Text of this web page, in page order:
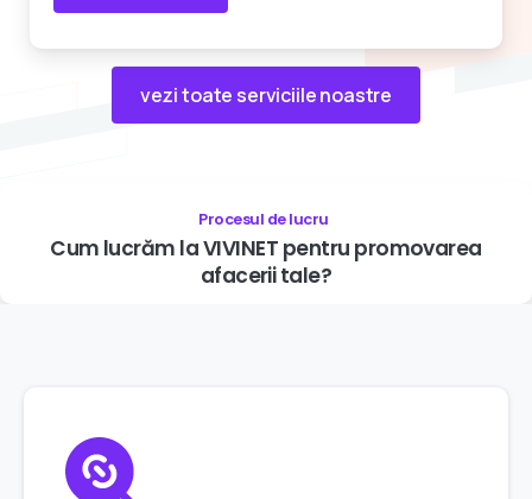
vezi toate serviciile noastre
Procesul de lucru
Cum lucrăm laVIVINET pentru promovarea
afaceriitale?